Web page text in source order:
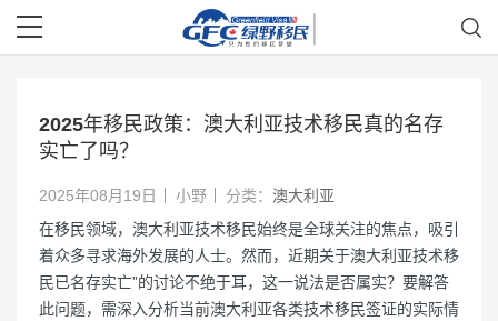
2025年移民政策：澳大利亚技术移民真的名存
实亡了吗？
2025年08月19日 小野 分类： 澳大利亚
在移民领域，澳大利亚技术移民始终是全球关注的焦点，吸引
着众多寻求海外发展的人士。然而，近期关于澳大利亚技术移
民已名存实亡”的讨论不绝于耳，这一说法是否属实？要解答
此问题，需深入分析当前澳大利亚各类技术移民签证的实际情